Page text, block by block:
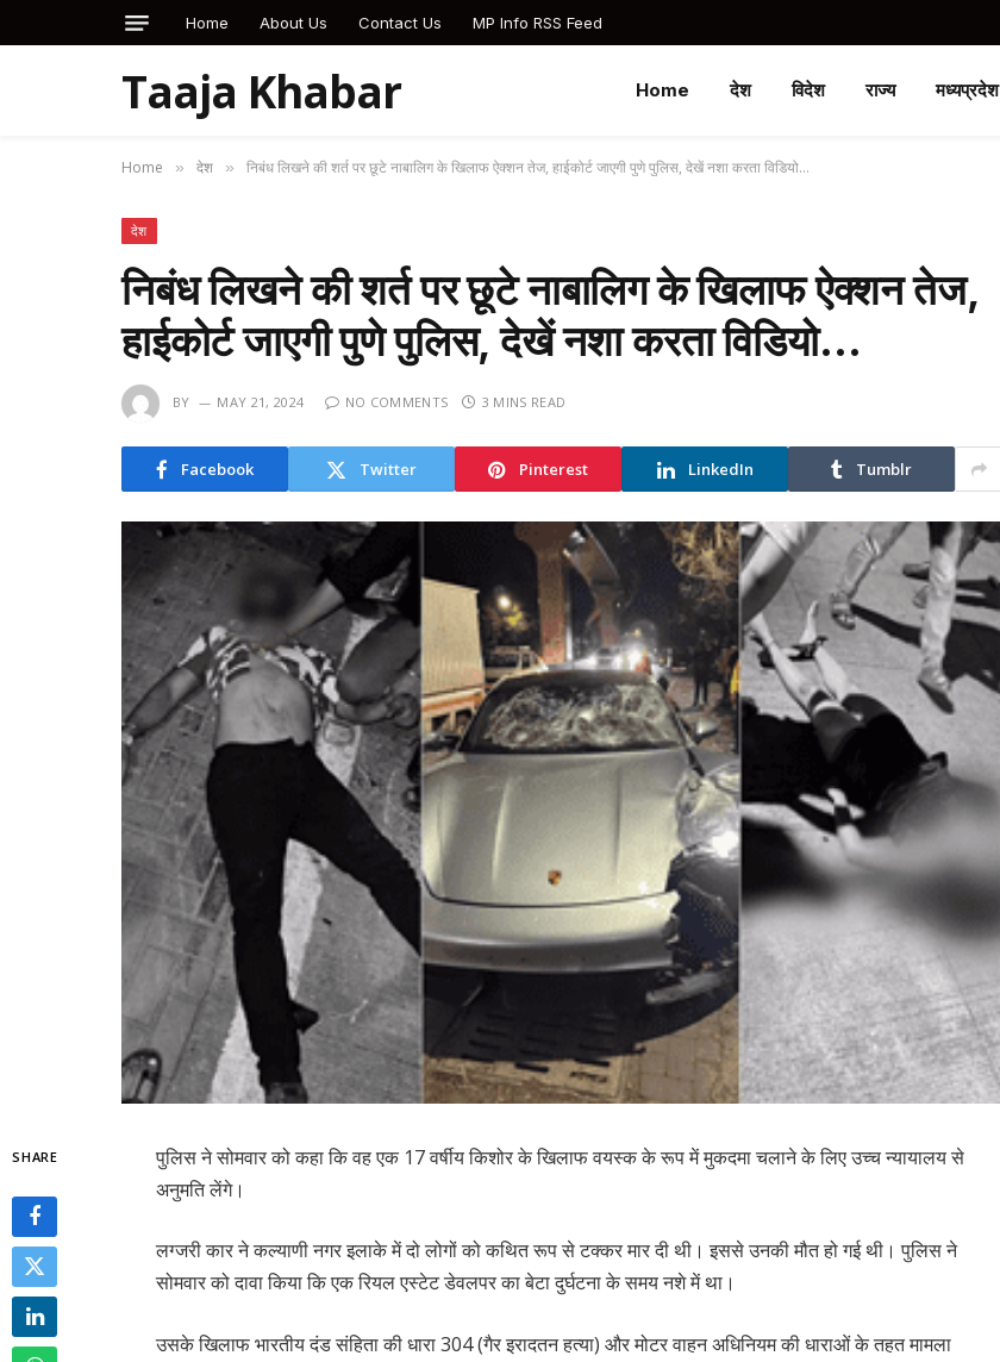
Home About Us Contact Us MP Info RSS Feed
Taaja Khabar Home देश विदेश राज्य मध्यप्रदेश
Home » देश » निबंध लिखने की शर्त पर छूटे नाबालिग के खिलाफ ऐक्शन तेज, हाईकोर्ट जाएगी पुणे पुलिस, देखें नशा करता विडियो…
देश
निबंध लिखने की शर्त पर छूटे नाबालिग के खिलाफ ऐक्शन तेज,
हाईकोर्ट जाएगी पुणे पुलिस, देखें नशा करता विडियो…
BY MAY 21, 2024 NO COMMENTS 3 MINS READ
Facebook Twitter Pinterest LinkedIn Tumblr
SHARE
पुलिस ने सोमवार को कहा कि वह एक 17 वर्षीय किशोर के खिलाफ वयस्क के रूप में मुकदमा चलाने के लिए उच्च न्यायालय से
अनुमति लेंगे।
लग्जरी कार ने कल्याणी नगर इलाके में दो लोगों को कथित रूप से टक्कर मार दी थी। इससे उनकी मौत हो गई थी। पुलिस ने
सोमवार को दावा किया कि एक रियल एस्टेट डेवलपर का बेटा दुर्घटना के समय नशे में था।
उसके खिलाफ भारतीय दंड संहिता की धारा 304 (गैर इरादतन हत्या) और मोटर वाहन अधिनियम की धाराओं के तहत मामला